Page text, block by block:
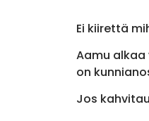
Ei kiirettä
Aamu
on
Jos